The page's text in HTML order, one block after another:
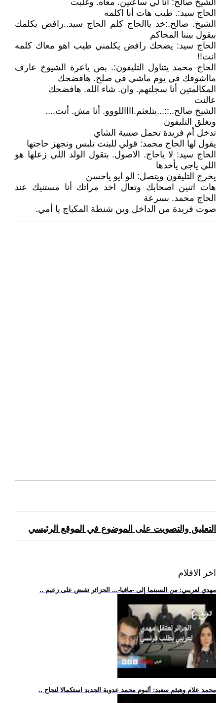
الشيخ صالح: أنا لي ساعتين. معاه. وغلبت
الحاج سيد:. طيب هات أنا اكلمه
الشيخ. صالح.:خد ياالحاج كلم الحاج سيد..رافض يكلمك
بيقول بيننا المحاكم
الحاج سيد: يضحك رافض يكلمني طيب اهو معاك كلمه
انت!!
الحاج محمد يتناول التليفون:. بص ياعرة الشيوخ عارف
مااشوفك في يوم ماشي في صلح. هافضحك
المكالمتين أنا سجلتهم. وان. شاء الله. هافضحك
عالنت
الشيخ صالح..::...يتلعثم.ااااللووو. أنا مش. أنت....
ويغلق التليفون
تدخل أم فريدة تحمل صينية الشاي
يقول لها الحاج محمد: قولي للبنت تلبس وتجهز حاجتها
الحاج سيد: لا ياحاج. الاصول. بتقول الولد اللي زعلها هو
اللي ياجي يأخدها
يخرج التليفون ويتصل: الو ايو ياحسن
هات اتنين اصحابك وتعال اخد مراتك أنا مستنيك عند
الحاج محمد. بسرعة
صوت فريدة من الداخل وين شنطة المكياج يا أمي.
التعليق والتصويت على الموضوع في الموقع الرئيسي
اخر الافلام
.. مهدي لعريبي: من السينما إلى -مافيا-... الجزائر تقبض على زعيم
.. محمد علام وهيثم سعيد: ألبوم محمد عدوية الجديد استكمالا لنجاح